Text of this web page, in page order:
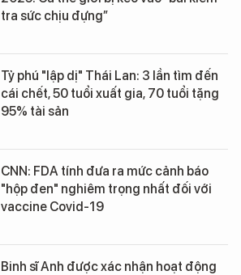
tra sức chịu đựng”
Tỷ phú "lập dị" Thái Lan: 3 lần tìm đến
cái chết, 50 tuổi xuất gia, 70 tuổi tặng
95% tài sản
CNN: FDA tính đưa ra mức cảnh báo
"hộp đen" nghiêm trọng nhất đối với
vaccine Covid-19
Binh sĩ Anh được xác nhận hoạt động